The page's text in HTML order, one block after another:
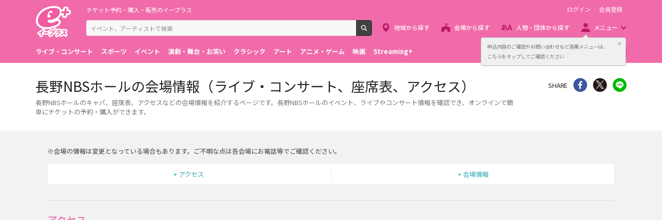
申込内容のご確認やお問い合わせなど各種メニューは、
こちらをタップしてご確認ください
閉じる
チケット予約・購入・販売のイープラス
検索
ログイン 会員登録
地域から探す 会場から探す 人物・団体から探す メニュー
ライブ・コンサート スポーツ イベント 演劇・舞台・お笑い クラシック アート アニメ・ゲーム 映画 Streaming+ 主催者向け販売サービス
長野NBSホールの会場情報（ライブ・コンサート、座席表、アクセス）
長野NBSホールのキャパ、座席表、アクセスなどの会場情報を紹介するページです。長野NBSホールのイベント、ライブやコンサート情報を確認でき、オンラインで簡
単にチケットの予約・購入ができます。
SHARE シェア Twitter
※会場の情報は変更となっている場合もあります。ご不明な点は各会場にお電話等でご確認ください。
アクセス 会場情報